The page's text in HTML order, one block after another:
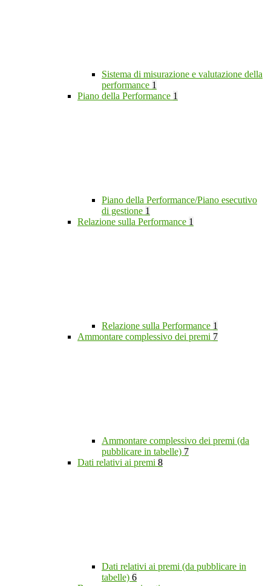
Sistema di misurazione e valutazione della
performance 1
Piano della Performance 1
Piano della Performance/Piano esecutivo
di gestione 1
Relazione sulla Performance 1
Relazione sulla Performance 1
Ammontare complessivo dei premi 7
Ammontare complessivo dei premi (da
pubblicare in tabelle) 7
Dati relativi ai premi 8
Dati relativi ai premi (da pubblicare in
tabelle) 6